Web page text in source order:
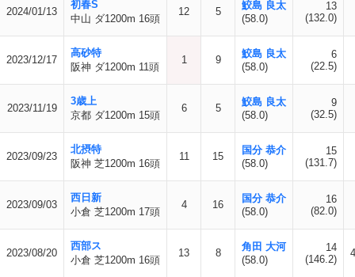
2024/01/13
初春S
中山 ダ1200m 16頭
12 5
鮫島 良太
(58.0)
13
(132.0)
2023/12/17
高砂特
阪神 ダ1200m 11頭
1 9
鮫島 良太
(58.0)
6
(22.5)
2023/11/19
3歳上
京都 ダ1200m 15頭
6 5
鮫島 良太
(58.0)
9
(32.5)
2023/09/23
北摂特
阪神 芝1200m 16頭
11 15
国分 恭介
(58.0)
15
(131.7)
2023/09/03
西日新
小倉 芝1200m 17頭
4 16
国分 恭介
(58.0)
16
(82.0)
2023/08/20
西部ス
小倉 芝1200m 16頭
13 8
角田 大河
(58.0)
14
(146.2)